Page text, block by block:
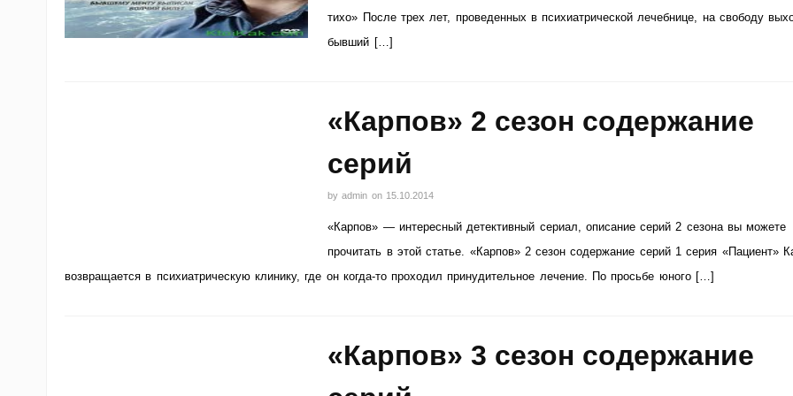
тихо» После трех лет, проведенных в психиатрической лечебнице, на свободу
бывший […]
«Карпов» 2 сезон содержание
серий
byadmin on 15.10.2014
«Карпов» — интересный детективный сериал, описание серий 2 сезона вы можете
прочитать в этой статье. «Карпов» 2 сезон содержание серий 1 серия «Пациент»
возвращается в психиатрическую клинику, где он когда-то проходил принудительное лечение. По просьбе юного […]
«Карпов» 3 сезон содержание